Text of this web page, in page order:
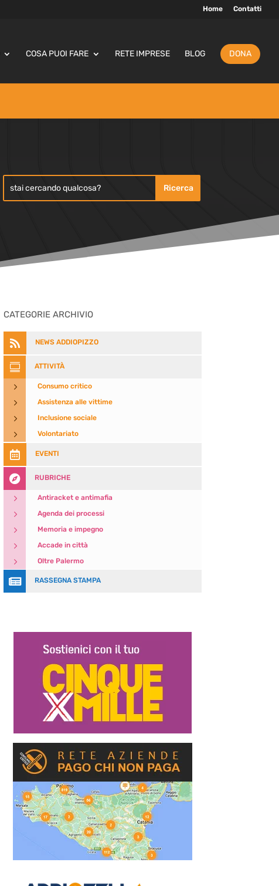
Home Contatti
COSA PUOI FARE RETE IMPRESE BLOG DONA
CATEGORIE ARCHIVIO
 NEWS ADDIOPIZZO
 ATTIVITÀ
5 Consumo critico
5 Assistenza alle vittime
5 Inclusione sociale
5 Volontariato
 EVENTI
 RUBRICHE
5 Antiracket e antimafia
5 Agenda dei processi
5 Memoria e impegno
5 Accade in città
5 Oltre Palermo
 RASSEGNA STAMPA